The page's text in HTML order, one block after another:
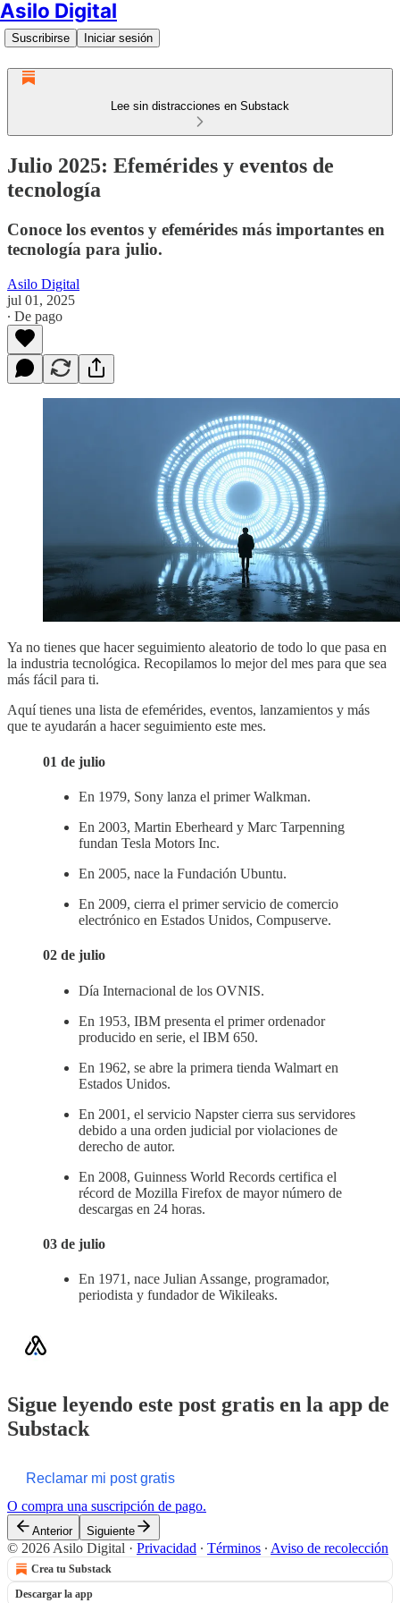
Asilo Digital
Suscribirse Iniciar sesión
Lee sin distracciones en Substack
Julio 2025: Efemérides y eventos de
tecnología
Conoce los eventos y efemérides más importantes en
tecnología para julio.
Asilo Digital
jul 01, 2025
∙ De pago
Ya no tienes que hacer seguimiento aleatorio de todo lo que pasa en
la industria tecnológica. Recopilamos lo mejor del mes para que sea
más fácil para ti.
Aquí tienes una lista de efemérides, eventos, lanzamientos y más
que te ayudarán a hacer seguimiento este mes.
01 de julio
En 1979, Sony lanza el primer Walkman.
En 2003, Martin Eberheard y Marc Tarpenning
fundan Tesla Motors Inc.
En 2005, nace la Fundación Ubuntu.
En 2009, cierra el primer servicio de comercio
electrónico en Estados Unidos, Compuserve.
02 de julio
Día Internacional de los OVNIS.
En 1953, IBM presenta el primer ordenador
producido en serie, el IBM 650.
En 1962, se abre la primera tienda Walmart en
Estados Unidos.
En 2001, el servicio Napster cierra sus servidores
debido a una orden judicial por violaciones de
derecho de autor.
En 2008, Guinness World Records certifica el
récord de Mozilla Firefox de mayor número de
descargas en 24 horas.
03 de julio
En 1971, nace Julian Assange, programador,
periodista y fundador de Wikileaks.
Sigue leyendo este post gratis en la app de
Substack
Reclamar mi post gratis
O compra una suscripción de pago.
Anterior Siguiente
© 2026 Asilo Digital · Privacidad ∙ Términos ∙ Aviso de recolección
Crea tu Substack
Descargar la app